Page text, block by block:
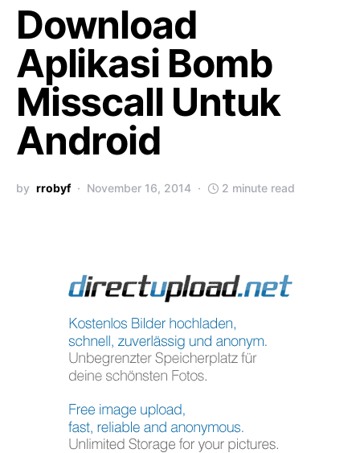
Download
Aplikasi Bomb
Misscall Untuk
Android
by rrobyf November 16, 2014 2 minute read